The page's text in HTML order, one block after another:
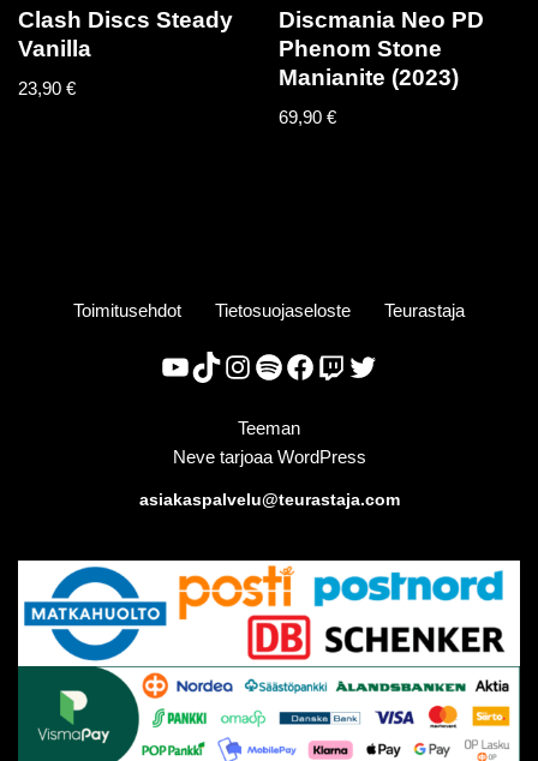
Clash Discs Steady
Vanilla
23,90 €
Discmania Neo PD
Phenom Stone
Manianite (2023)
69,90€
Toimitusehdot Tietosuojaseloste Teurastaja
Teeman
Nevetarjoaa WordPress
asiakaspalvelu@teurastaja.com